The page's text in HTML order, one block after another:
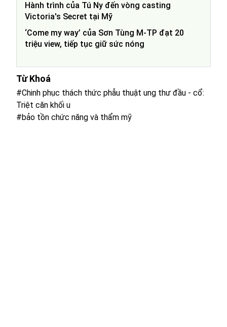
Hành trình của Tú Ny đến vòng casting
Victoria's Secret tại Mỹ
‘Come my way’ của Sơn Tùng M-TP đạt 20
triệu view, tiếp tục giữ sức nóng
Từ Khoá
#Chinh phục thách thức phẫu thuật ung thư đầu - cổ:
Triệt căn khối u
#bảo tồn chức năng và thẩm mỹ